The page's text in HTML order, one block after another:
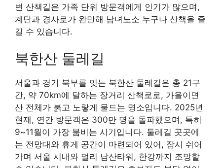
변 산책길은 가족 단위 방문객에게 인기가 많으며,
계단과 경사로가 완만해 남녀노소 누구나 산책을 즐
길 수 있습니다.
북한산 둘레길
서울과 경기 북부를 잇는 북한산 둘레길은 총 21구
간, 약 70km에 달하는 장거리 산책로로, 가을이면
산 전체가 붉고 노랗게 물드는 명소입니다. 2025년
현재, 연간 방문객은 300만 명을 돌파했으며, 특히
9~11월이 가장 붐비는 시기입니다. 둘레길 곳곳에
는 전망대와 휴게 공간이 마련되어 있어, 잠시 쉬어
가며 서울 시내와 멀리 남산타워, 한강까지 조망할